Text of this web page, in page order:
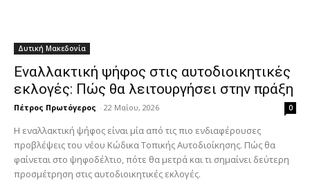
Δυτική Μακεδονία
Εναλλακτική ψήφος στις αυτοδιοικητικές
εκλογές: Πώς θα λειτουργήσει στην πράξη
Πέτρος Πρωτόγερος - 22 Μαΐου, 2026 0
Η εναλλακτική ψήφος είναι μία από τις πιο ενδιαφέρουσες
προβλέψεις του νέου Κώδικα Τοπικής Αυτοδιοίκησης. Πώς θα
φαίνεται στο ψηφοδέλτιο, πότε θα μετρά και τι σημαίνει δεύτερη
προσμέτρηση στις αυτοδιοικητικές εκλογές.